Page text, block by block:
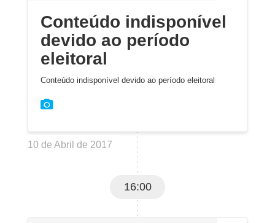
Conteúdo indisponível
devido ao período
eleitoral
Conteúdo indisponível devido ao período eleitoral
10 de Abril de 2017
16:00